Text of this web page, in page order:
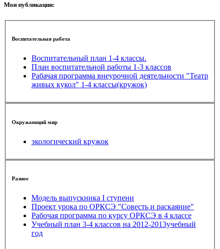
Мои публикации:
Воспитательная работа
Воспитательный план 1-4 классы.
План воспитательной работы 1-3 классов
Рабачая программа внеурочной деятельности "Театр
живых кукол" 1-4 классы(кружок)
Окружающий мир
экологический кружок
Разное
Модель выпускника I ступени
Проект урока по ОРКСЭ "Совесть и раскаяние"
Рабочая программа по курсу ОРКСЭ в 4 классе
Учебный план 3-4 классов на 2012-2013учебный
год